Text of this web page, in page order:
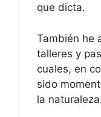
que dicta.
También he
talleres y
cuales, en
sido
la